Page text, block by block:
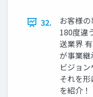
32.
お客様
180度違
送業界
が事業継
ビジョ
それを
を紹介！